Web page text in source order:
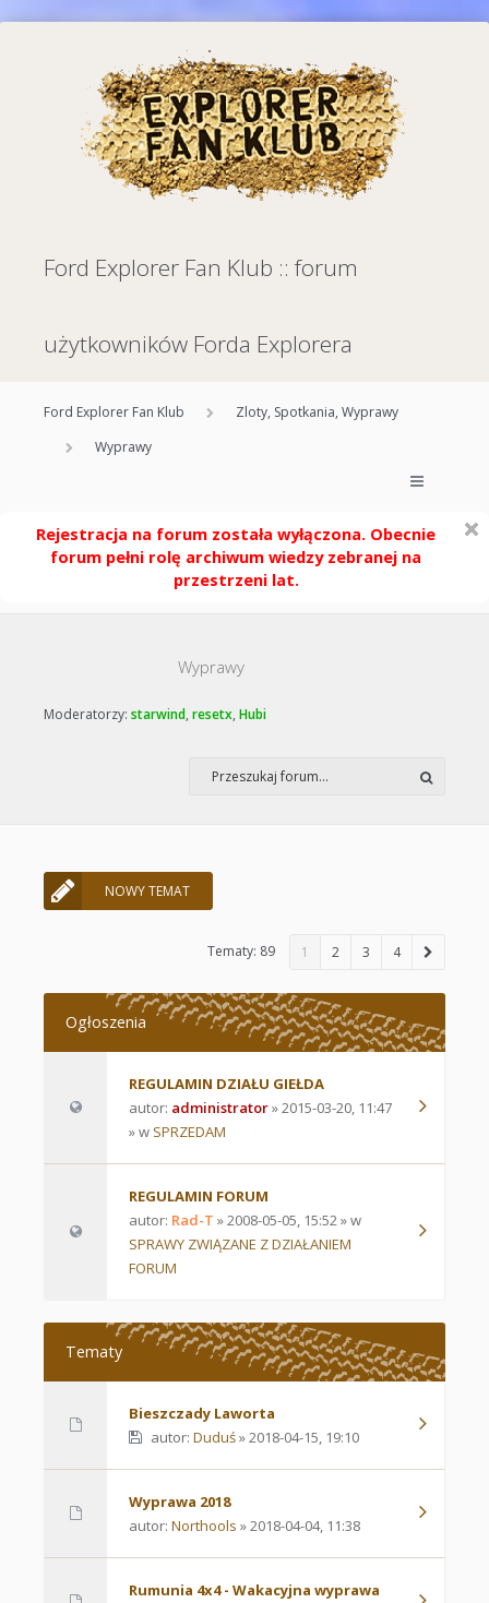
Ford Explorer Fan Klub :: forum
użytkowników Forda Explorera
Ford Explorer Fan Klub
Zloty, Spotkania, Wyprawy
Wyprawy
Rejestracja na forum została wyłączona. Obecnie
forum pełni rolę archiwum wiedzy zebranej na
przestrzeni lat.
Wyprawy
Moderatorzy: starwind, resetx, Hubi
NOWY TEMAT
Tematy: 89 1 2 3 4
Ogłoszenia
REGULAMIN DZIAŁU GIEŁDA
autor: administrator» 2015-03-20, 11:47
» w SPRZEDAM
REGULAMIN FORUM
autor: Rad-T » 2008-05-05, 15:52 » w
SPRAWY ZWIĄZANE Z DZIAŁANIEM
FORUM
Tematy
Bieszczady Laworta
autor: Duduś» 2018-04-15, 19:10
Wyprawa 2018
autor: Northools » 2018-04-04, 11:38
Rumunia 4x4 - Wakacyjna wyprawa